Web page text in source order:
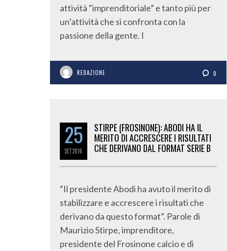
attività “imprenditoriale” e tanto più per
un’attività che si confronta con la
passione della gente. I
REDAZIONE 0
25
SET2016
STIRPE (FROSINONE): ABODI HA IL
MERITO DI ACCRESCERE I RISULTATI
CHE DERIVANO DAL FORMAT SERIE B
“Il presidente Abodi ha avuto il merito di
stabilizzare e accrescere i risultati che
derivano da questo format”. Parole di
Maurizio Stirpe, imprenditore,
presidente del Frosinone calcio e di